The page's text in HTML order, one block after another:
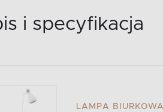
i specyfikacja
LAMPA